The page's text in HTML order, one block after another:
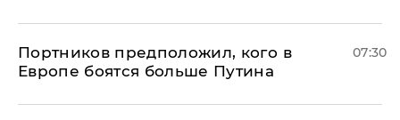
Портников предположил, кого в
Европе боятся больше Путина
07:30